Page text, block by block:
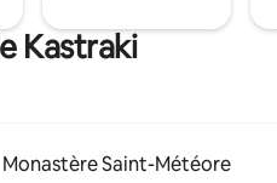
Kastraki
Monastère Saint-Météore